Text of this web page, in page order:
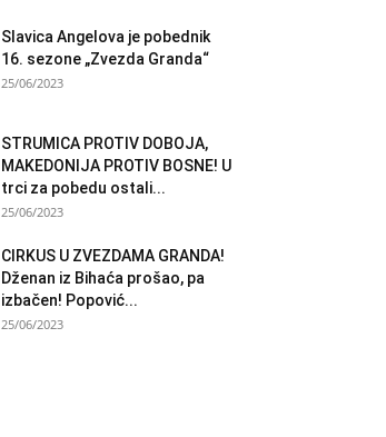
Slavica Angelova je pobednik
16. sezone „Zvezda Granda“
25/06/2023
STRUMICA PROTIV DOBOJA,
MAKEDONIJA PROTIV BOSNE! U
trci za pobedu ostali...
25/06/2023
CIRKUS U ZVEZDAMA GRANDA!
Dženan iz Bihaća prošao, pa
izbačen! Popović...
25/06/2023